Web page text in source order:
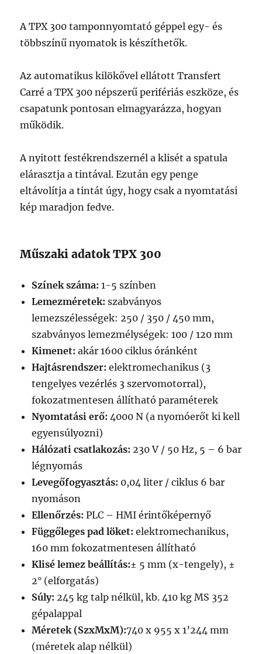
A TPX 300 tamponnyomtató géppel egy- és
többszínű nyomatok is készíthetők.
Az automatikus kilökővel ellátott Transfert
Carré a TPX 300 népszerű perifériás eszköze, és
csapatunk pontosan elmagyarázza, hogyan
működik.
A nyitott festékrendszernél a klisét a spatula
elárasztja a tintával. Ezután egy penge
eltávolítja a tintát úgy, hogy csak a nyomtatási
kép maradjon fedve.
Műszaki adatok TPX 300
Színek száma:1-5 színben
Lemezméretek:szabványos
lemezszélességek: 250 / 350 / 450 mm,
szabványos lemezmélységek: 100 / 120 mm
Kimenet:akár 1600 ciklus óránként
Hajtásrendszer:elektromechanikus (3
tengelyes vezérlés 3 szervomotorral),
fokozatmentesen állítható paraméterek
Nyomtatási erő: 4000 N (a nyomóerőt ki kell
egyensúlyozni)
Hálózati csatlakozás: 230 V / 50 Hz, 5 – 6 bar
légnyomás
Levegőfogyasztás: 0,04 liter / ciklus 6 bar
nyomáson
Ellenőrzés:PLC – HMI érintőképernyő
Függőleges pad löket:elektromechanikus,
160 mm fokozatmentesen állítható
Klisé lemez beállítás:± 5 mm (x-tengely), ±
2° (elforgatás)
Súly: 245 kg talp nélkül, kb. 410 kg MS 352
gépalappal
Méretek (SzxMxM):740 x 955 x 1’244 mm
(méretek alap nélkül)